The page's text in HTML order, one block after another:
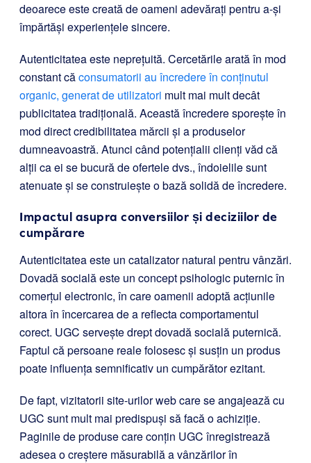
deoarece este creată de oameni adevărați pentru a-și
împărtăși experiențele sincere.
Autenticitatea este neprețuită. Cercetările arată în mod
constant căconsumatorii au încredere în conținutul
organic, generat de utilizatori mult mai mult decât
publicitatea tradițională. Această încredere sporește în
mod direct credibilitatea mărcii și a produselor
dumneavoastră. Atunci când potențialii clienți văd că
alții ca ei se bucură de ofertele dvs., îndoielile sunt
atenuate și se construiește o bază solidă de încredere.
Impactul asupra conversiilor și deciziilor de
cumpărare
Autenticitatea este un catalizator natural pentru vânzări.
Dovadă socială este un concept psihologic puternic în
comerțul electronic, în care oamenii adoptă acțiunile
altora în încercarea de a reflecta comportamentul
corect. UGC servește drept dovadă socială puternică.
Faptul că persoane reale folosesc și susțin un produs
poate influența semnificativ un cumpărător ezitant.
De fapt, vizitatorii site-urilor web care se angajează cu
UGC sunt mult mai predispuși să facă o achiziție.
Paginile de produse care conțin UGC înregistrează
adesea o creștere măsurabilă a vânzărilor în